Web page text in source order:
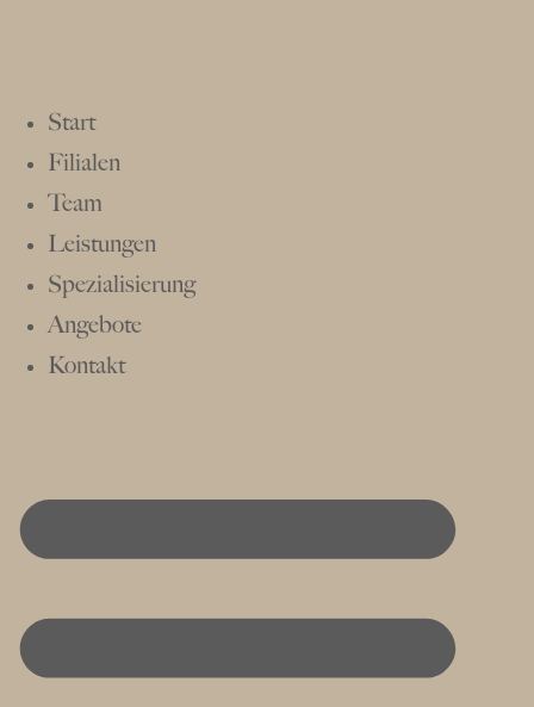
Start
Filialen
Team
Leistungen
Spezialisierung
Angebote
Kontakt